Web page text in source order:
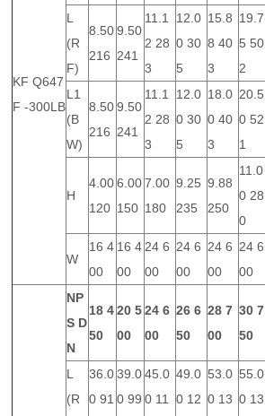
KF Q647
F -300LB
L
(R
F)
8.50
216
9.50
241
11.1
2 28
3
12.0
0 30
5
15.8
8 40
3
19.7
5 50
2
L1
(B
W)
8.50
216
9.50
241
11.1
2 28
3
12.0
0 30
5
18.0
0 40
3
20.5
0 52
1
H
4.00
120
6.00
150
7.00
180
9.25
235
9.88
250
11.0
0 28
0
W
16 4
00
16 4
00
24 6
00
24 6
00
24 6
00
24 6
00
NP
S D
N
18 4
50
20 5
00
24 6
00
26 6
50
28 7
00
30 7
50
L
(R
36.0
0 91
39.0
0 99
45.0
0 11
49.0
0 12
53.0
0 13
55.0
0 13